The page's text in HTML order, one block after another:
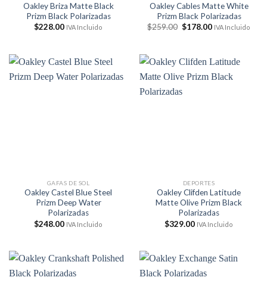
Oakley Briza Matte Black
Prizm Black Polarizadas
$228.00 IVA Incluido
Oakley Cables Matte White
Prizm Black Polarizadas
$259.00 El
$259.00.
$178.00El
$178.00.
IVA Incluido
GAFAS DE SOL
Oakley Castel Blue Steel
Prizm Deep Water
Polarizadas
$248.00 IVA Incluido
DEPORTES
Oakley Clifden Latitude
Matte Olive Prizm Black
Polarizadas
$329.00 IVA Incluido